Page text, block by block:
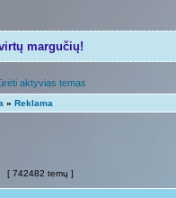
margučių!
aktyvias temas
» Reklama
[ 742482 temų ]